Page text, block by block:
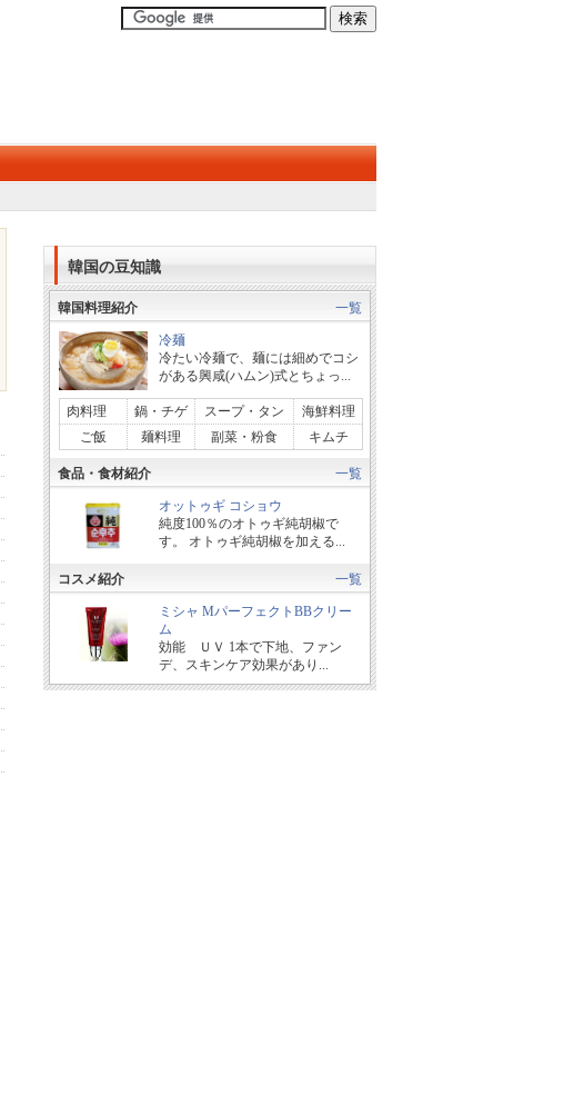
韓国の豆知識
韓国料理紹介 一覧
冷麺
冷たい冷麺で、麺には細めでコシ
がある興咸(ハムン)式とちょっ...
肉料理 鍋・チゲ スープ・タン
海鮮料理
ご飯
麺料理 副菜・粉食 キムチ
食品・食材紹介 一覧
オットゥギ コショウ
純度100％のオトゥギ純胡椒で
す。 オトゥギ純胡椒を加える...
コスメ紹介 一覧
ミシャ MパーフェクトBBクリー
ム
効能 ＵＶ 1本で下地、ファン
デ、スキンケア効果があり...